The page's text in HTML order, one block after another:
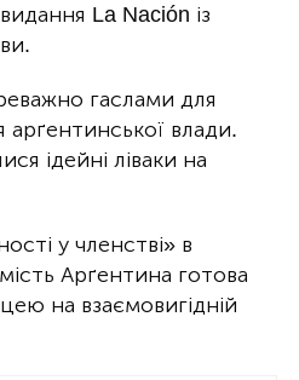
видання La Nación із
гаслами для
влади.
ідейні ліваки на
у членстві» в
Арґентина готова
на взаємовигідній